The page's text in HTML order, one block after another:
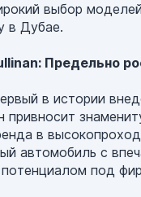
выбор
в Дубае.
Предельно
в истории
привносит
в
автомобиль с
под